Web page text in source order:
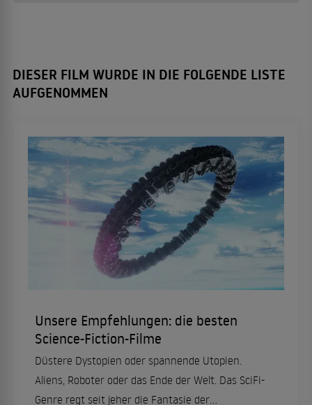
DIESER FILM WURDE IN DIE FOLGENDE LISTE
AUFGENOMMEN
Unsere Empfehlungen: die besten
Science-Fiction-Filme
Düstere Dystopien oder spannende Utopien.
Aliens, Roboter oder das Ende der Welt. Das SciFi-
Genre regt seit jeher die Fantasie der